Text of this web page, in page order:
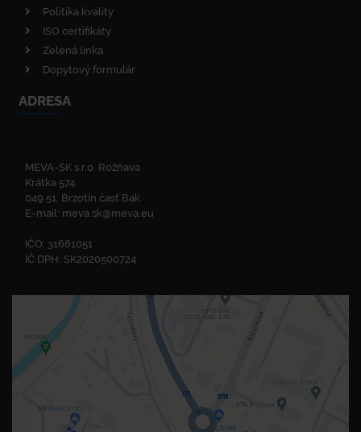
Politika kvality
ISO certifikáty
Zelená linka
Dopytový formulár
ADRESA
MEVA-SK s.r.o. Rožňava
Krátka 574
049 51, Brzotín časť Bak
E-mail: meva.sk@meva.eu
IČO: 31681051
IČ DPH: SK2020500724